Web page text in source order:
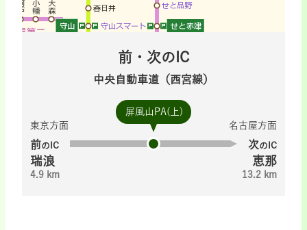
前・次のIC
中央自動車道（西宮線）
屏風山PA(上)
東京方面
前のIC
瑞浪
4.9 km
名古屋方面
次のIC
恵那
13.2 km